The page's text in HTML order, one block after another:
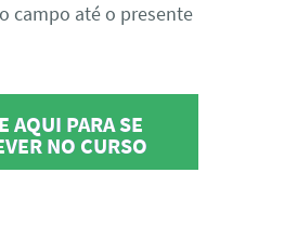
campo até o presente
AQUI PARA SE
NO CURSO